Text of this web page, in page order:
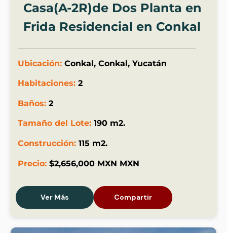
Casa(A-2R)de Dos Planta en
Frida Residencial en Conkal
Ubicación: Conkal, Conkal, Yucatán
Habitaciones: 2
Baños: 2
Tamaño del Lote: 190 m2.
Construcción: 115 m2.
Precio: $2,656,000 MXN MXN
Ver Más Compartir